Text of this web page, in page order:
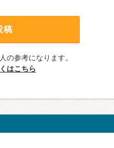
稿
の参考になります。
はこちら